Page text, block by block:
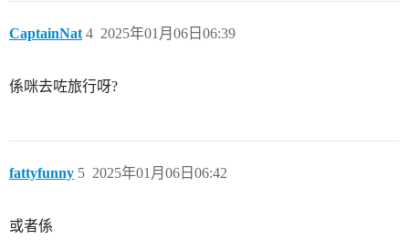
CaptainNat 2025年01月06日06:39
4
係咪去咗旅行呀?
fattyfunny 2025年01月06日06:42
5
或者係